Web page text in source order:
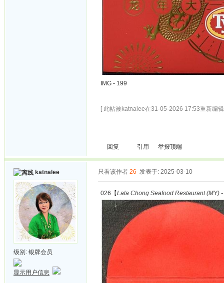
IMG - 199
[ 此帖被katnalee在31-05-2026 17:53重新编
回复 引用 举报顶端
katnalee
级别: 银牌会员
显示用户信息
只看该作者 26 发表于: 2025-03-10
026【Lala Chong Seafood Restaurant (MY)